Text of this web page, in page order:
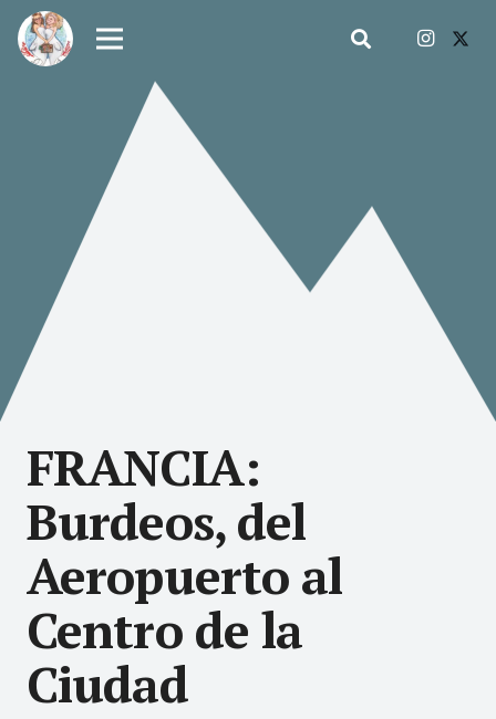
FRANCIA:
Burdeos, del
Aeropuerto al
Centro de la
Ciudad